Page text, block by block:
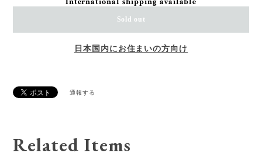
Sold out
日本国内にお住まいの方向け
通報する
Related Items